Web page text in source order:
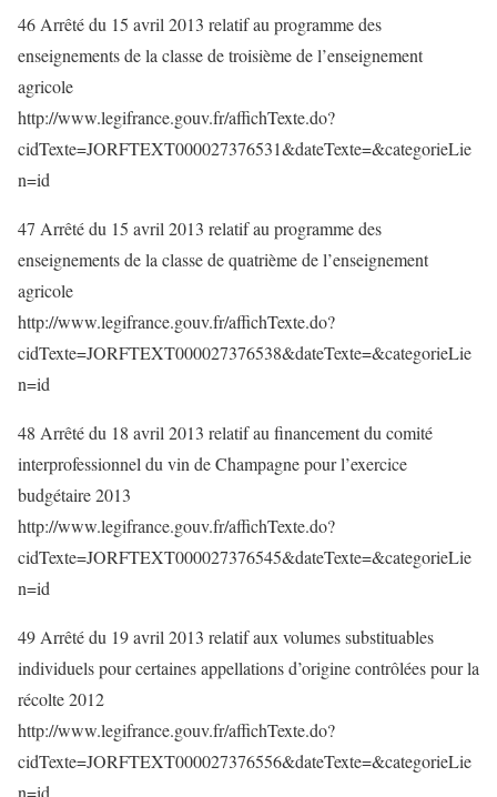
46 Arrêté du 15 avril 2013 relatif au programme des
enseignements de la classe de troisième de l’enseignement
agricole
http://www.legifrance.gouv.fr/affichTexte.do?
cidTexte=JORFTEXT000027376531&dateTexte=&categorieLie
n=id
47 Arrêté du 15 avril 2013 relatif au programme des
enseignements de la classe de quatrième de l’enseignement
agricole
http://www.legifrance.gouv.fr/affichTexte.do?
cidTexte=JORFTEXT000027376538&dateTexte=&categorieLie
n=id
48 Arrêté du 18 avril 2013 relatif au financement du comité
interprofessionnel du vin de Champagne pour l’exercice
budgétaire 2013
http://www.legifrance.gouv.fr/affichTexte.do?
cidTexte=JORFTEXT000027376545&dateTexte=&categorieLie
n=id
49 Arrêté du 19 avril 2013 relatif aux volumes substituables
individuels pour certaines appellations d’origine contrôlées pour la
récolte 2012
http://www.legifrance.gouv.fr/affichTexte.do?
cidTexte=JORFTEXT000027376556&dateTexte=&categorieLie
n=id